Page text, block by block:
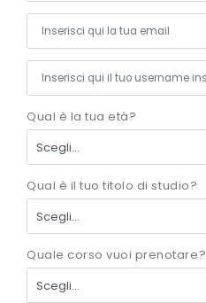
Qual è la tua età?
Qual è il tuo titolo di studio?
Quale corso vuoi prenotare?